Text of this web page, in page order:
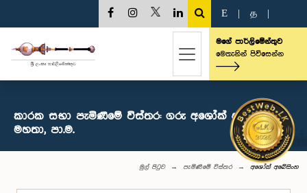
E த
මගේ පාර්ලිමේන්තුව
මෙතැනින් පිවිසෙන්න
කාරක සභා පැමිණීමේ විස්තර: ගරු අශෝක් අබේසිංහ
මහතා, පා.ම.
මුල් පිටුව පැමිණීමේ විස්තර අශෝක් අබේසිංහ